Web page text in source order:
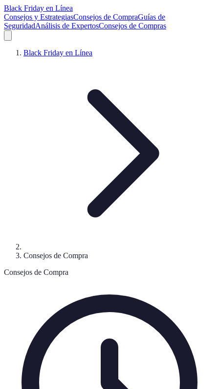
Black Friday en Línea
Consejos y EstrategiasConsejos de CompraGuías de
SeguridadAnálisis de ExpertosConsejos de Compras
Black Friday en Línea
Consejos de Compra
Consejos de Compra